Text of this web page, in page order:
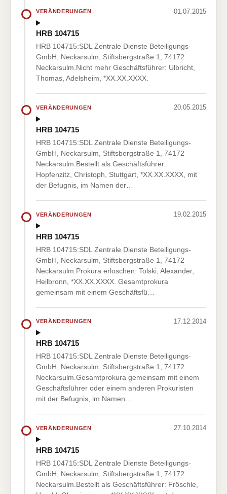
VERÄNDERUNGEN 01.07.2015
HRB 104715
HRB 104715:SDL Zentrale Dienste Beteiligungs-
GmbH, Neckarsulm, Stiftsbergstraße 1, 74172
Neckarsulm.Nicht mehr Geschäftsführer: Ulbricht,
Thomas, Adelsheim, *XX.XX.XXXX.
VERÄNDERUNGEN 20.05.2015
HRB 104715
HRB 104715:SDL Zentrale Dienste Beteiligungs-
GmbH, Neckarsulm, Stiftsbergstraße 1, 74172
Neckarsulm.Bestellt als Geschäftsführer:
Hopfenzitz, Christoph, Stuttgart, *XX.XX.XXXX, mit
der Befugnis, im Namen der…
VERÄNDERUNGEN 19.02.2015
HRB 104715
HRB 104715:SDL Zentrale Dienste Beteiligungs-
GmbH, Neckarsulm, Stiftsbergstraße 1, 74172
Neckarsulm.Prokura erloschen: Tolski, Alexander,
Heilbronn, *XX.XX.XXXX. Gesamtprokura
gemeinsam mit einem Geschäftsfü…
VERÄNDERUNGEN 17.12.2014
HRB 104715
HRB 104715:SDL Zentrale Dienste Beteiligungs-
GmbH, Neckarsulm, Stiftsbergstraße 1, 74172
Neckarsulm.Gesamtprokura gemeinsam mit einem
Geschäftsführer oder einem anderen Prokuristen
mit der Befugnis, im Namen…
VERÄNDERUNGEN 27.10.2014
HRB 104715
HRB 104715:SDL Zentrale Dienste Beteiligungs-
GmbH, Neckarsulm, Stiftsbergstraße 1, 74172
Neckarsulm.Bestellt als Geschäftsführer: Fröschle,